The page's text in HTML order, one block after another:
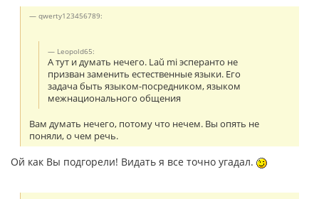
qwerty123456789:
Leopold65:
А тут и думать нечего. Laŭ mi эсперанто не
призван заменить естественные языки. Его
задача быть языком-посредником, языком
межнационального общения
Вам думать нечего, потому что нечем. Вы опять не
поняли, о чем речь.
Ой как Вы подгорели! Видать я все точно угадал.